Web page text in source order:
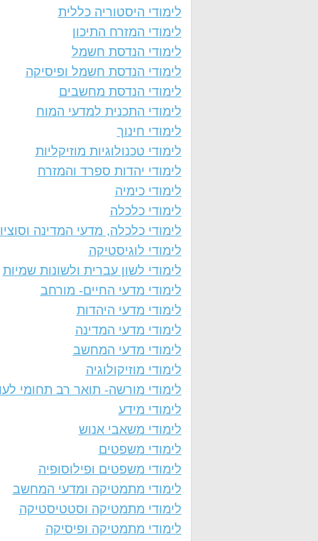
לימודי היסטוריה כללית
לימודי המזרח התיכון
לימודי הנדסת חשמל
לימודי הנדסת חשמל ופיסיקה
לימודי הנדסת מחשבים
לימודי התכנית למדעי המוח
לימודי חינוך
לימודי טכנולוגיות מוזיקליות
לימודי יהדות ספרד והמזרח
לימודי כימיה
לימודי כלכלה
לימודי כלכלה, מדעי המדינה
לימודי לוגיסטיקה
לימודי לשון עברית ולשונות שמיות
לימודי מדעי החיים- מורחב
לימודי מדעי היהדות
לימודי מדעי המדינה
לימודי מדעי המחשב
לימודי מוזיקולוגיה
לימודי מורשה- תואר רב תחומי
לימודי מידע
לימודי משאבי אנוש
לימודי משפטים
לימודי משפטים ופילוסופיה
לימודי מתמטיקה ומדעי המחשב
לימודי מתמטיקה וסטטיסטיקה
לימודי מתמטיקה ופיסיקה